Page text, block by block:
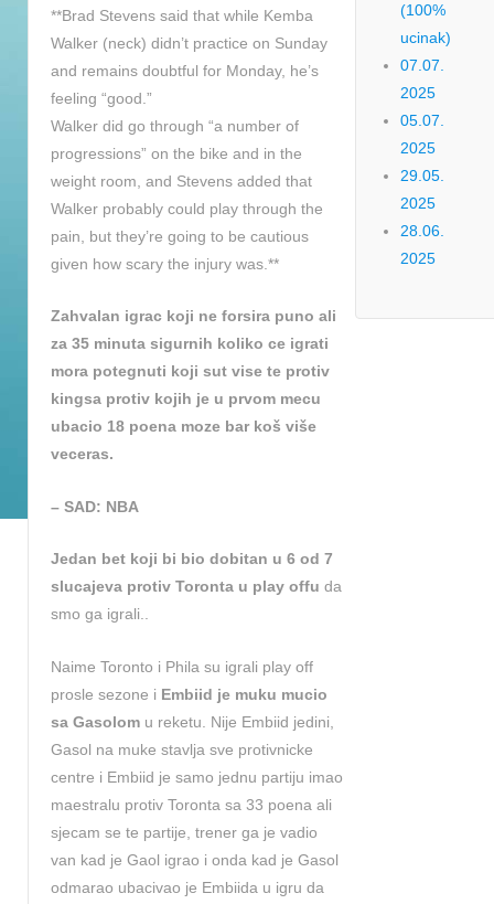
**Brad Stevens said that while Kemba
Walker (neck) didn’t practice on Sunday
and remains doubtful for Monday, he’s
feeling “good.”
Walker did go through “a number of
progressions” on the bike and in the
weight room, and Stevens added that
Walker probably could play through the
pain, but they’re going to be cautious
given how scary the injury was.**
Zahvalan igrac koji ne forsira puno ali
za 35 minuta sigurnih koliko ce igrati
mora potegnuti koji sut vise te protiv
kingsa protiv kojih je u prvom mecu
ubacio 18 poena moze bar koš više
veceras.
– SAD: NBA
Jedan bet koji bi bio dobitan u 6 od 7
slucajeva protiv Toronta u play offu da
smo ga igrali..
Naime Toronto i Phila su igrali play off
prosle sezone i Embiid je muku mucio
sa Gasolom u reketu. Nije Embiid jedini,
Gasol na muke stavlja sve protivnicke
centre i Embiid je samo jednu partiju imao
maestralu protiv Toronta sa 33 poena ali
sjecam se te partije, trener ga je vadio
van kad je Gaol igrao i onda kad je Gasol
odmarao ubacivao je Embiida u igru da
(100%
ucinak)
07.07.
2025
05.07.
2025
29.05.
2025
28.06.
2025